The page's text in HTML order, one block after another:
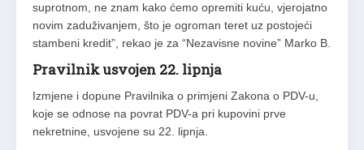
suprotnom, ne znam kako ćemo opremiti kuću, vjerojatno
novim zaduživanjem, što je ogroman teret uz postojeći
stambeni kredit”, rekao je za “Nezavisne novine” Marko B.
Pravilnik usvojen 22. lipnja
Izmjene i dopune Pravilnika o primjeni Zakona o PDV-u,
koje se odnose na povrat PDV-a pri kupovini prve
nekretnine, usvojene su 22. lipnja.